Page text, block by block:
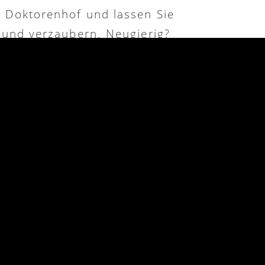
Doktorenhof und lassen Sie
verzaubern. Neugierig?